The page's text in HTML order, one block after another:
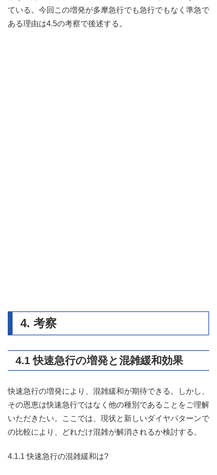
ている。今回この増発が多摩急行でも急行でもなく準急で
ある理由は4.5の考察で後述する。
4. 考察
4.1 快速急行の増発と混雑緩和効果
快速急行の増発により、混雑緩和が期待できる。しかし、
その恩恵は快速急行ではなく他の種別であることをご理解
いただきたい。ここでは、現状と新しいダイヤパターンで
の比較により、どれだけ混雑が解消されるか検討する。
4.1.1 快速急行の混雑緩和は?